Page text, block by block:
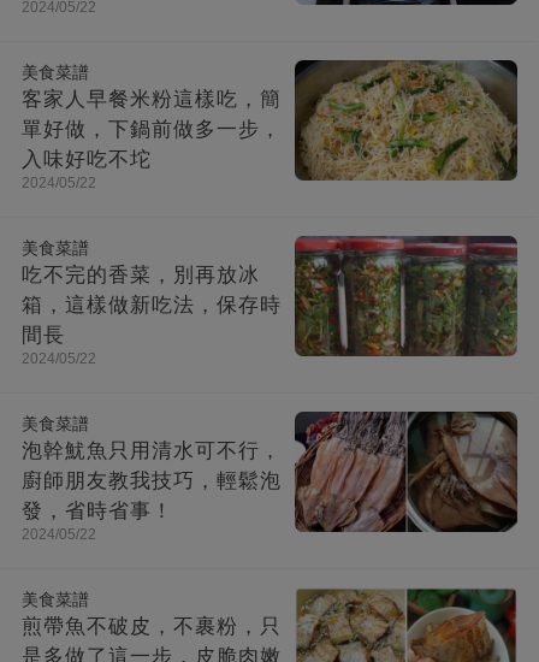
2024/05/22
美食菜譜
客家人早餐米粉這樣吃，簡
單好做，下鍋前做多一步，
入味好吃不坨
2024/05/22
美食菜譜
吃不完的香菜，別再放冰
箱，這樣做新吃法，保存時
間長
2024/05/22
美食菜譜
泡幹魷魚只用清水可不行，
廚師朋友教我技巧，輕鬆泡
發，省時省事！
2024/05/22
美食菜譜
煎帶魚不破皮，不裹粉，只
是多做了這一步，皮脆肉嫩